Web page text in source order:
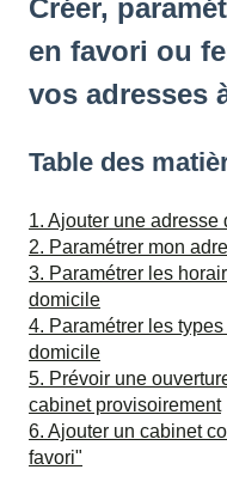
Créer,
en favori ou
vos adresses
Table des
1. Ajouter une
2. Paramétrer mon
3. Paramétrer les
domicile
4. Paramétrer les
domicile
5. Prévoir une
cabinet provisoirement
6. Ajouter un cabinet
favori"